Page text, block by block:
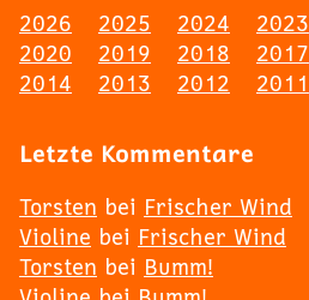
2026 2025 2024 2023
2020
2019 2018 2017
2014
2013 2012 2011
Letzte Kommentare
Torsten bei Frischer Wind
Violine bei Frischer Wind
Torsten bei Bumm!